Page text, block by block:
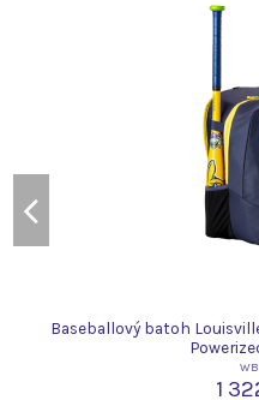
Baseballový batoh
1